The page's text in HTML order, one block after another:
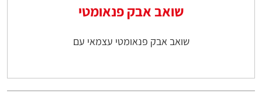
שואב אבק פנאומטי
שואב אבק פנאומטי עצמאי עם